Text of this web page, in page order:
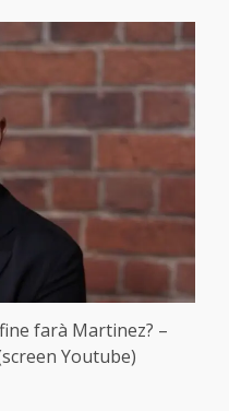
farà Martinez? –
Youtube)